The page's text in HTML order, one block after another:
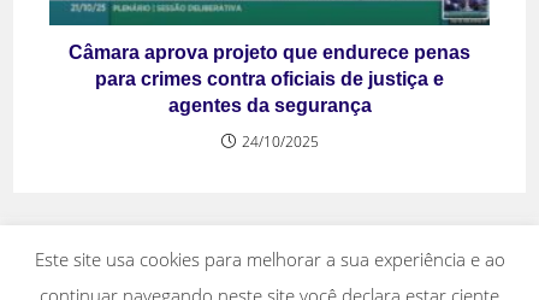
Câmara aprova projeto que endurece penas
para crimes contra oficiais de justiça e
agentes da segurança
24/10/2025
Este site usa cookies para melhorar a sua experiência e ao
continuar navegando neste site você declara estar ciente